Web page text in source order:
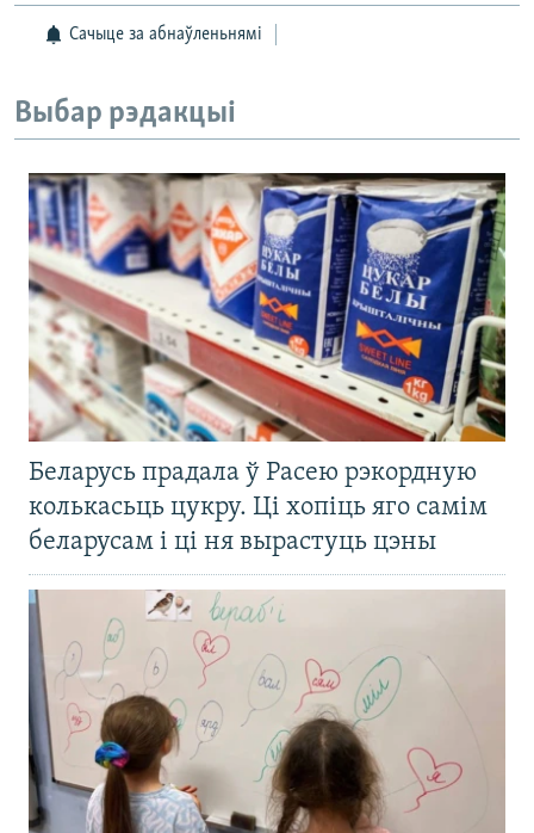
Сачыце за абнаўленьнямі
Выбар рэдакцыі
Беларусь прадала ў Расею рэкордную
колькасьць цукру. Ці хопіць яго самім
беларусам і ці ня вырастуць цэны